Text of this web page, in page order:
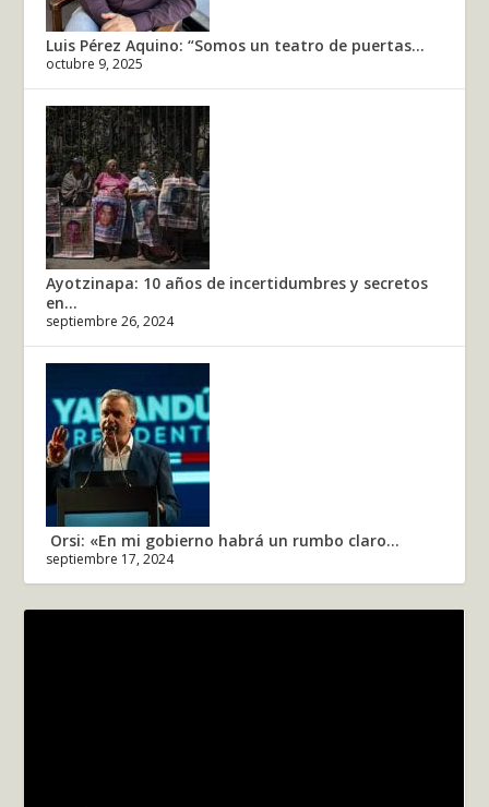
Luis Pérez Aquino: “Somos un teatro de puertas...
octubre 9, 2025
Ayotzinapa: 10 años de incertidumbres y secretos
en...
septiembre 26, 2024
Orsi: «En mi gobierno habrá un rumbo claro...
septiembre 17, 2024